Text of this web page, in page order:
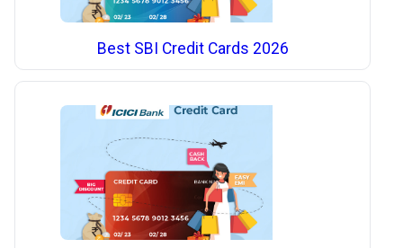
Best SBI Credit Cards 2026